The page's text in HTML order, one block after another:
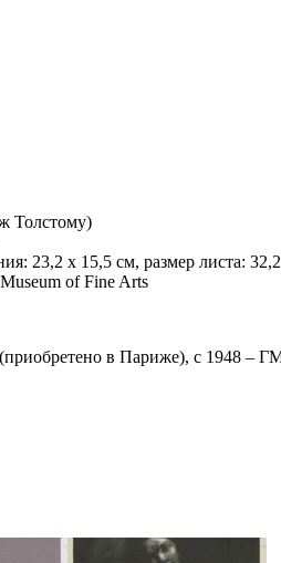
Толстому)
23,2 х 15,5 см, размер листа:
of Fine Arts
в Париже), с 1948 –